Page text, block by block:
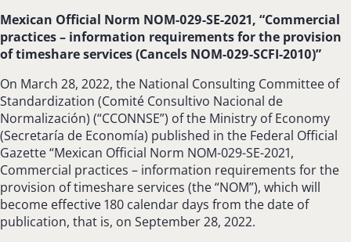
Mexican Official Norm NOM-029-SE-2021, “Commercial
practices – information requirements for the provision
of timeshare services (Cancels NOM-029-SCFI-2010)”
On March 28, 2022, the National Consulting Committee of
Standardization (Comité Consultivo Nacional de
Normalización) (“CCONNSE”) of the Ministry of Economy
(Secretaría de Economía) published in the Federal Official
Gazette “Mexican Official Norm NOM-029-SE-2021,
Commercial practices – information requirements for the
provision of timeshare services (the “NOM”), which will
become effective 180 calendar days from the date of
publication, that is, on September 28, 2022.